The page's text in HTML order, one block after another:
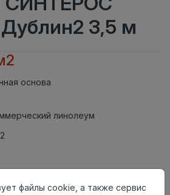
3,5 м
основа
линолеум
файлы cookie, а также сервис